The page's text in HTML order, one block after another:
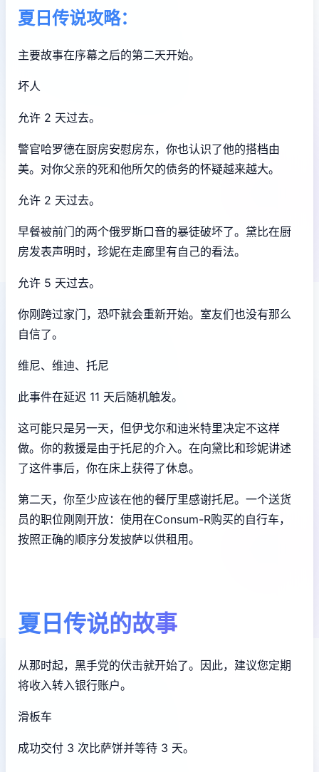
夏日传说攻略：
主要故事在序幕之后的第二天开始。
坏人
允许 2 天过去。
警官哈罗德在厨房安慰房东，你也认识了他的搭档由
美。对你父亲的死和他所欠的债务的怀疑越来越大。
允许 2 天过去。
早餐被前门的两个俄罗斯口音的暴徒破坏了。黛比在厨
房发表声明时，珍妮在走廊里有自己的看法。
允许 5 天过去。
你刚跨过家门，恐吓就会重新开始。室友们也没有那么
自信了。
维尼、维迪、托尼
此事件在延迟 11 天后随机触发。
这可能只是另一天，但伊戈尔和迪米特里决定不这样
做。你的救援是由于托尼的介入。在向黛比和珍妮讲述
了这件事后，你在床上获得了休息。
第二天，你至少应该在他的餐厅里感谢托尼。一个送货
员的职位刚刚开放：使用在Consum-R购买的自行车，
按照正确的顺序分发披萨以供租用。
夏日传说的故事
从那时起，黑手党的伏击就开始了。因此，建议您定期
将收入转入银行账户。
滑板车
成功交付 3 次比萨饼并等待 3 天。